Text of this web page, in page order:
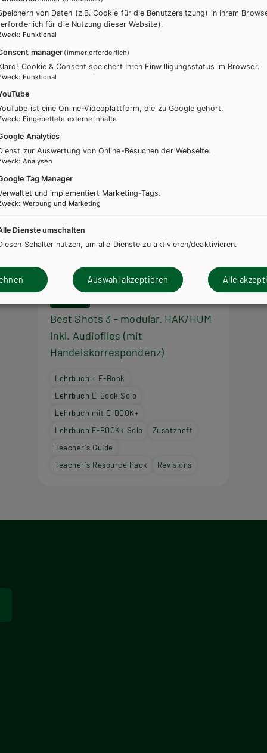
könnten Sie ebenfalls
Best Shots 3 – modular. HAK/HUM
inkl. Audiofiles (mit
Handelskorrespondenz)
Lehrbuch + E-Book
Lehrbuch E-Book Solo
Lehrbuch mit E-BOOK+
Lehrbuch E-BOOK+ Solo
Zusatzheft
Teacher´s Guide
Teacher´s Resource Pack
Revisions
von Daten (z.B. Cookie für die Benutzersitzung) in Ihrem
für die Nutzung dieser Website).
: Funktional
manager (immer erforderlich)
Cookie & Consent speichert Ihren Einwilligungsstatus im Browser.
: Funktional
ist eine Online-Videoplattform, die zu Google gehört.
: Eingebettete externe Inhalte
Analytics
zur Auswertung von Online-Besuchen der Webseite.
: Analysen
Tag Manager
und implementiert Marketing-Tags.
: Werbung und Marketing
Dienste umschalten
Schalter nutzen, um alle Dienste zu aktivieren/deaktivieren.
Auswahl akzeptieren Alle